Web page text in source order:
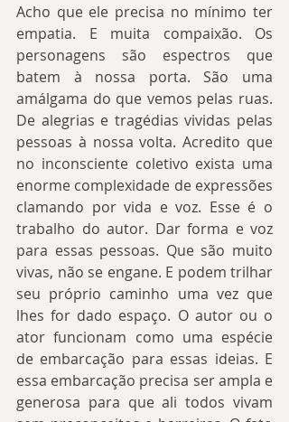
Acho que ele precisa no mínimo ter
empatia. E muita compaixão. Os
personagens são espectros que
batem à nossa porta. São uma
amálgama do que vemos pelas ruas.
De alegrias e tragédias vividas pelas
pessoas à nossa volta. Acredito que
no inconsciente coletivo exista uma
enorme complexidade de expressões
clamando por vida e voz. Esse é o
trabalho do autor. Dar forma e voz
para essas pessoas. Que são muito
vivas, não se engane. E podem trilhar
seu próprio caminho uma vez que
lhes for dado espaço. O autor ou o
ator funcionam como uma espécie
de embarcação para essas ideias. E
essa embarcação precisa ser ampla e
generosa para que ali todos vivam